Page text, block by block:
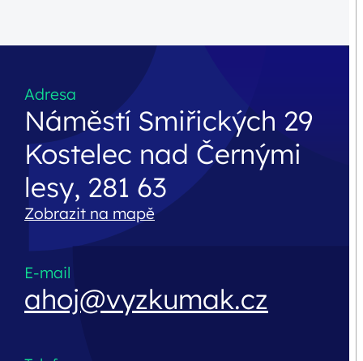
Adresa
Náměstí Smiřických 29
Kostelec nad Černými
lesy, 281 63
Zobrazit na mapě
E-mail
ahoj@vyzkumak.cz